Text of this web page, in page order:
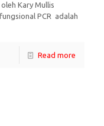
Kary Mullis
PCR adalah
Read more